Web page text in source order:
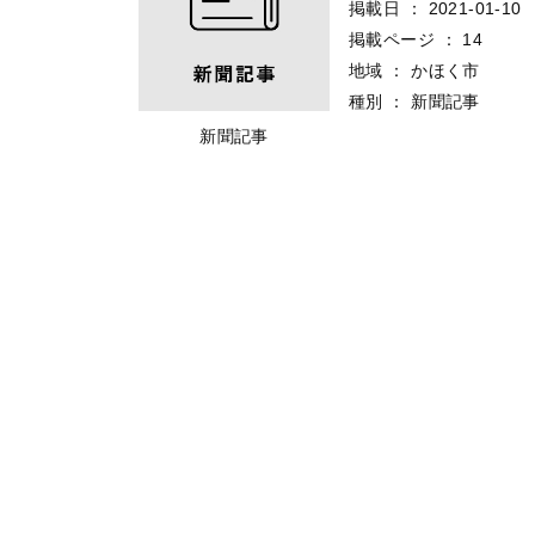
新聞記事
掲載日 ：
2021-01-10
掲載ページ
：
14
地域
：
かほく市
種別
： 新聞記事